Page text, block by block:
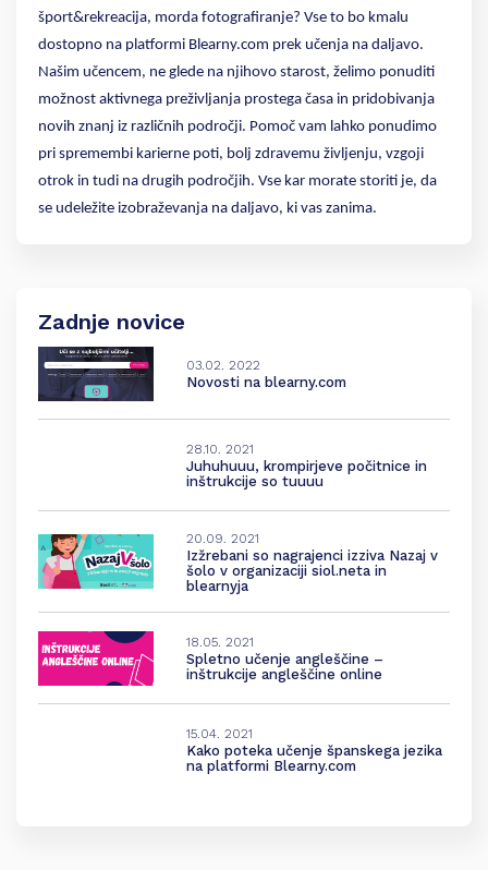
šport&rekreacija, morda fotografiranje? Vse to bo kmalu
dostopno na platformi Blearny.com prek učenja na daljavo.
Našim učencem, ne glede na njihovo starost, želimo ponuditi
možnost aktivnega preživljanja prostega časa in pridobivanja
novih znanj iz različnih področji. Pomoč vam lahko ponudimo
pri spremembi karierne poti, bolj zdravemu življenju, vzgoji
otrok in tudi na drugih področjih. Vse kar morate storiti je, da
se udeležite izobraževanja na daljavo, ki vas zanima.
Zadnje novice
03.02. 2022
Novosti na blearny.com
28.10. 2021
Juhuhuuu, krompirjeve počitnice in
inštrukcije so tuuuu
20.09. 2021
Izžrebani so nagrajenci izziva Nazaj v
šolo v organizaciji siol.neta in
blearnyja
18.05. 2021
Spletno učenje angleščine –
inštrukcije angleščine online
15.04. 2021
Kako poteka učenje španskega jezika
na platformi Blearny.com